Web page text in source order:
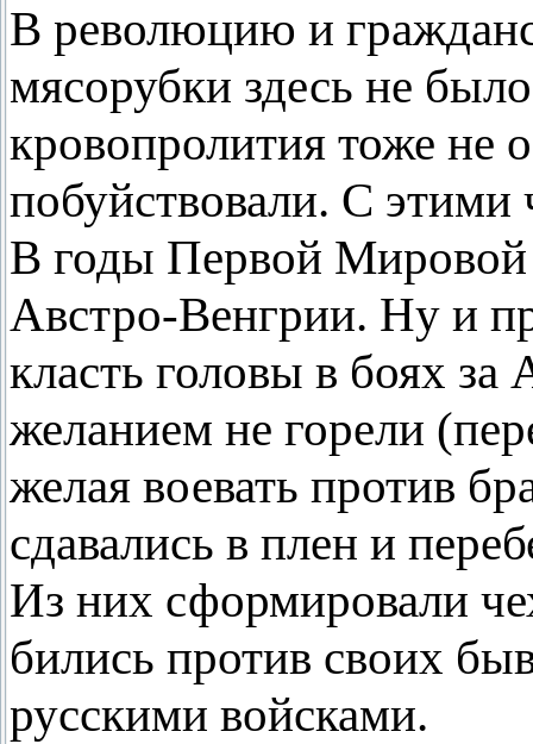
В революцию и
мясорубки здесь не
кровопролития тоже не
побуйствовали. С
В годы Первой Мировой
Австро-Венгрии. Ну и
класть головы в боях
желанием не горели
желая воевать против
сдавались в плен и
Из них сформировали
бились против своих
русскими войсками.